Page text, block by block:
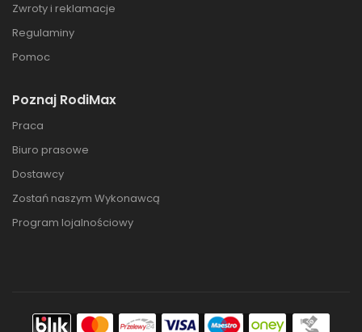
Zwroty i reklamacje
Regulaminy
Pomoc
Poznaj RodiMax
Praca
Biuro prasowe
Dostawcy
Zostań naszym Wykonawcą
Program lojalnościowy